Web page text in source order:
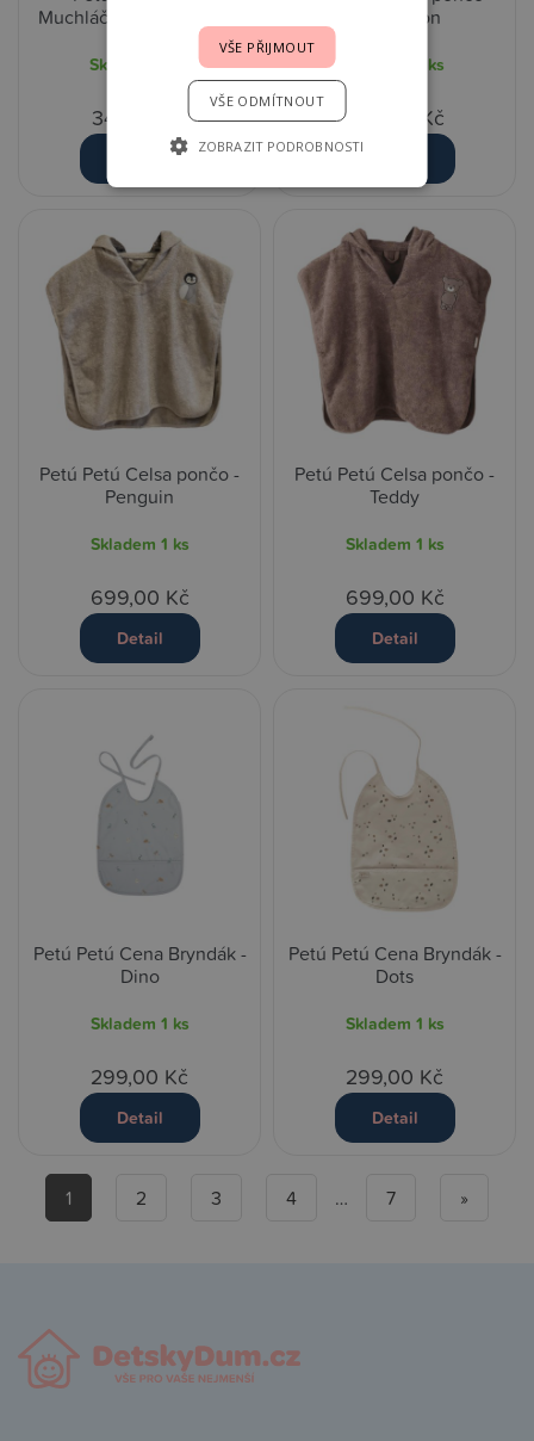
Muchláček Bear - Brown
Skladem
349,00 Kč
Air Balloon
1 ks
699,00 Kč
Petú Petú Celsa pončo -
Penguin
Skladem 1 ks
699,00 Kč
Detail
Petú Petú Celsa pončo -
Teddy
Skladem 1 ks
699,00 Kč
Detail
Petú Petú Cena Bryndák -
Dino
Skladem 1 ks
299,00 Kč
Detail
Petú Petú Cena Bryndák -
Dots
Skladem 1 ks
299,00 Kč
Detail
1 2 3 4 … 7 »
VŠE PŘIJMOUT
VŠE ODMÍTNOUT
ZOBRAZIT PODROBNOSTI